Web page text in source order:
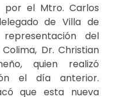
por el Mtro. Carlos
de Villa de
del
Dr. Christian
quien realizó
el día anterior.
que esta nueva